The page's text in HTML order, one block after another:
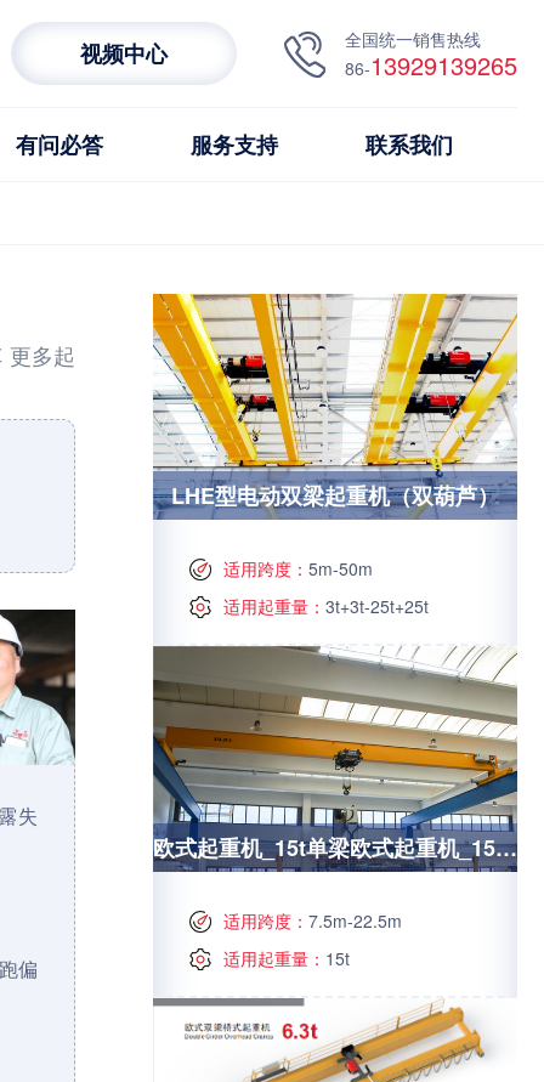
视频中心
全国统一销售热线
86-13929139265
有问必答 服务支持 联系我们
更多起
失
偏
LHE型电动双梁起重机（双葫芦）
适用跨度： 5m-50m
适用起重量： 3t+3t-25t+25t
欧式起重机_15t单梁欧式起重机_15t单梁起重机技术参数
适用跨度： 7.5m-22.5m
适用起重量： 15t